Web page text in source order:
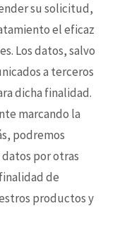
su solicitud,
el eficaz
Los datos, salvo
a terceros
dicha finalidad.
marcando la
podremos
por otras
de
productos y